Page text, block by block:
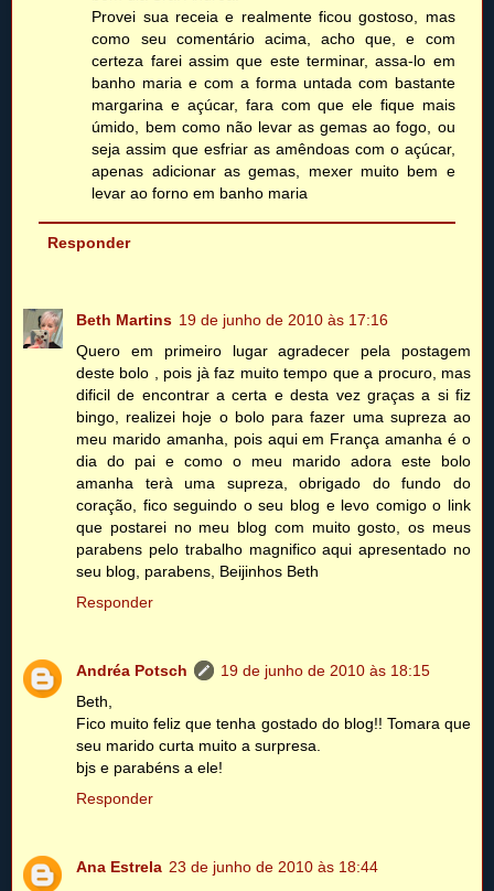
Provei sua receia e realmente ficou gostoso, mas
como seu comentário acima, acho que, e com
certeza farei assim que este terminar, assa-lo em
banho maria e com a forma untada com bastante
margarina e açúcar, fara com que ele fique mais
úmido, bem como não levar as gemas ao fogo, ou
seja assim que esfriar as amêndoas com o açúcar,
apenas adicionar as gemas, mexer muito bem e
levar ao forno em banho maria
Responder
Beth Martins 19 de junho de 2010 às 17:16
Quero em primeiro lugar agradecer pela postagem
deste bolo , pois jà faz muito tempo que a procuro, mas
dificil de encontrar a certa e desta vez graças a si fiz
bingo, realizei hoje o bolo para fazer uma supreza ao
meu marido amanha, pois aqui em França amanha é o
dia do pai e como o meu marido adora este bolo
amanha terà uma supreza, obrigado do fundo do
coração, fico seguindo o seu blog e levo comigo o link
que postarei no meu blog com muito gosto, os meus
parabens pelo trabalho magnifico aqui apresentado no
seu blog, parabens, Beijinhos Beth
Responder
Andréa Potsch
19 de junho de 2010 às 18:15
Beth,
Fico muito feliz que tenha gostado do blog!! Tomara que
seu marido curta muito a surpresa.
bjs e parabéns a ele!
Responder
Ana Estrela 23 de junho de 2010 às 18:44